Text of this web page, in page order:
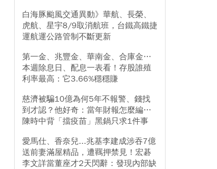
白海豚颱風交通異動》華航、長榮、
虎航、星宇8/9取消航班，台鐵高鐵捷
運航運公路管制不斷更新
第一金、兆豐金、華南金、合庫金…
本週除息日、配息一表看！存股誰殖
利率最高：它3.66%穩穩賺
慈濟被騙10億為何5年不報警、錢找
到才認？他好奇：當年財報怎麼編…
陳時中背「擋疫苗」黑鍋只求1件事
愛馬仕、香奈兒...兆基李建成涉吞7億
送前妻滿屋精品，遭羈押禁見！宏碁
李文詳當董座才2天閃辭：發現內部缺